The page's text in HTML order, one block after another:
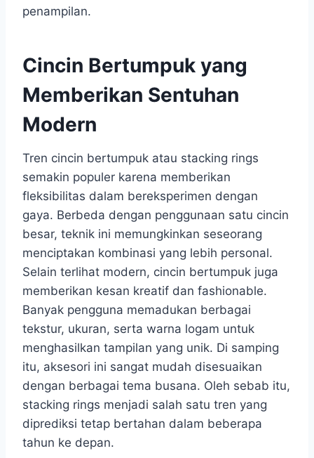
penampilan.
Cincin Bertumpuk yang
Memberikan Sentuhan
Modern
Tren cincin bertumpuk atau stacking rings
semakin populer karena memberikan
fleksibilitas dalam bereksperimen dengan
gaya. Berbeda dengan penggunaan satu cincin
besar, teknik ini memungkinkan seseorang
menciptakan kombinasi yang lebih personal.
Selain terlihat modern, cincin bertumpuk juga
memberikan kesan kreatif dan fashionable.
Banyak pengguna memadukan berbagai
tekstur, ukuran, serta warna logam untuk
menghasilkan tampilan yang unik. Di samping
itu, aksesori ini sangat mudah disesuaikan
dengan berbagai tema busana. Oleh sebab itu,
stacking rings menjadi salah satu tren yang
diprediksi tetap bertahan dalam beberapa
tahun ke depan.